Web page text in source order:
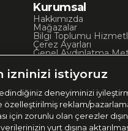
Kurumsal
Hakkımızda
Mağazalar
Bilgi Toplumu
Çerez Ayarları
Genel Aydınlatma
Site Haritası
İşlem Rehberi
izninizi istiyoruz
deneyiminizi
özelleştirilmiş reklam/
için zorunlu olan çerezler
yurt dışına